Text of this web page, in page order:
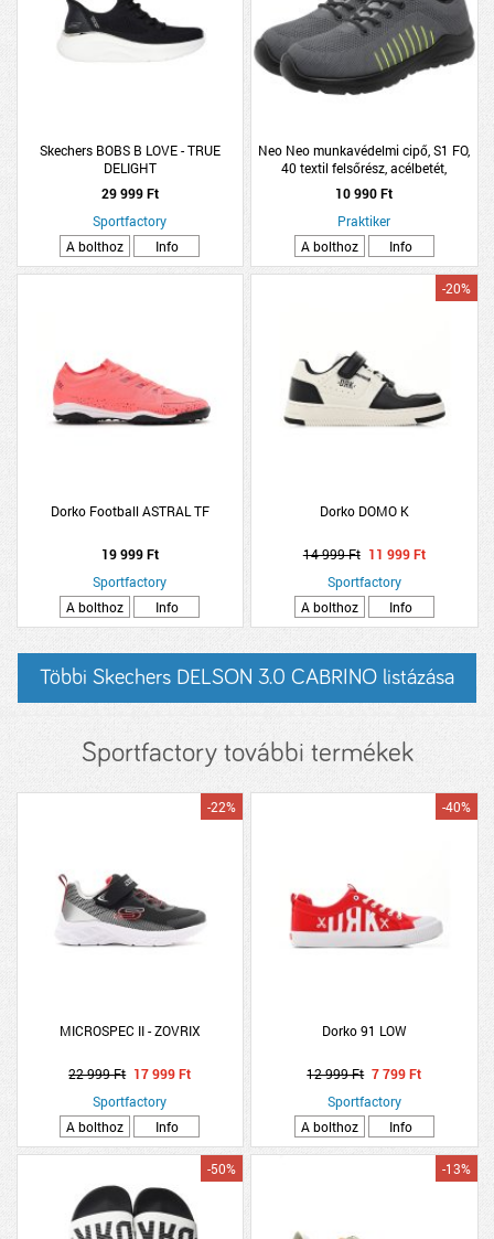
Skechers BOBS B LOVE - TRUE
DELIGHT
29 999 Ft
Sportfactory
A bolthoz
Info
Neo Neo munkavédelmi cipő, S1 FO,
40 textil felsőrész, acélbetét,
csúszásmentes talp
10 990 Ft
Praktiker
A bolthoz
Info
Dorko Football ASTRAL TF
19 999 Ft
Sportfactory
A bolthoz
Info
Dorko DOMO K
-20%
14 999 Ft 11 999 Ft
Sportfactory
A bolthoz
Info
Többi Skechers DELSON 3.0 CABRINO listázása
Sportfactory további termékek
MICROSPEC II - ZOVRIX
-22%
22 999 Ft 17 999 Ft
Sportfactory
A bolthoz
Info
Dorko 91 LOW
-40%
12 999 Ft 7 799 Ft
Sportfactory
A bolthoz
Info
-50% -13%